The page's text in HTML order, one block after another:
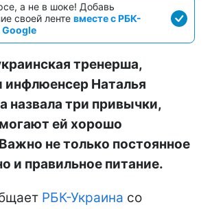
а не в шоке! Добавь
своей ленте вместе с РБК-
Google
тренерша,
инфлюенсер Наталья
назвала три привычки,
ей хорошо
не только постоянное
и правильное питание.
РБК-Украина со